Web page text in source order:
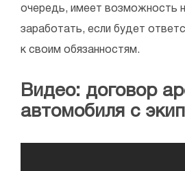
очередь, имеет возможность
заработать, если будет
к своим обязанностям.
Видео: договор
автомобиля с